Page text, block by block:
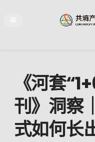
《河套
刊》洞察
式如何长